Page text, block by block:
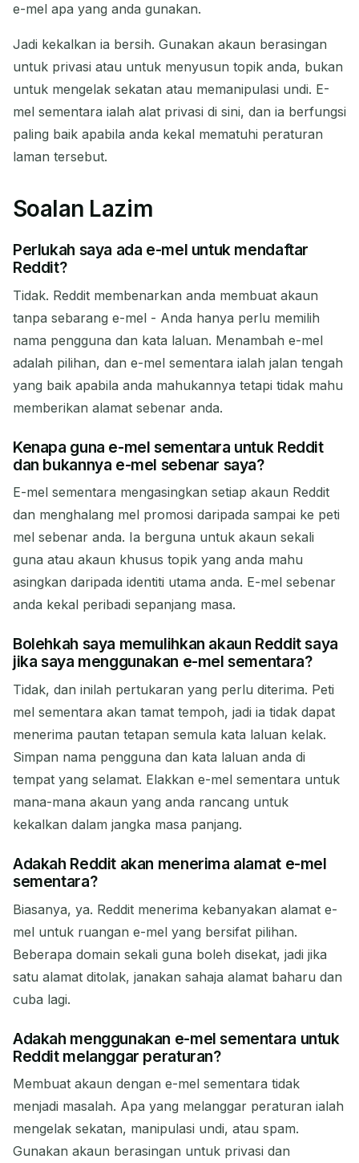
e-mel apa yang anda gunakan.
Jadi kekalkan ia bersih. Gunakan akaun berasingan
untuk privasi atau untuk menyusun topik anda, bukan
untuk mengelak sekatan atau memanipulasi undi. E-
mel sementara ialah alat privasi di sini, dan ia berfungsi
paling baik apabila anda kekal mematuhi peraturan
laman tersebut.
Soalan Lazim
Perlukah saya ada e-mel untuk mendaftar
Reddit?
Tidak. Reddit membenarkan anda membuat akaun
tanpa sebarang e-mel - Anda hanya perlu memilih
nama pengguna dan kata laluan. Menambah e-mel
adalah pilihan, dan e-mel sementara ialah jalan tengah
yang baik apabila anda mahukannya tetapi tidak mahu
memberikan alamat sebenar anda.
Kenapa guna e-mel sementara untuk Reddit
dan bukannya e-mel sebenar saya?
E-mel sementara mengasingkan setiap akaun Reddit
dan menghalang mel promosi daripada sampai ke peti
mel sebenar anda. Ia berguna untuk akaun sekali
guna atau akaun khusus topik yang anda mahu
asingkan daripada identiti utama anda. E-mel sebenar
anda kekal peribadi sepanjang masa.
Bolehkah saya memulihkan akaun Reddit saya
jika saya menggunakan e-mel sementara?
Tidak, dan inilah pertukaran yang perlu diterima. Peti
mel sementara akan tamat tempoh, jadi ia tidak dapat
menerima pautan tetapan semula kata laluan kelak.
Simpan nama pengguna dan kata laluan anda di
tempat yang selamat. Elakkan e-mel sementara untuk
mana-mana akaun yang anda rancang untuk
kekalkan dalam jangka masa panjang.
Adakah Reddit akan menerima alamat e-mel
sementara?
Biasanya, ya. Reddit menerima kebanyakan alamat e-
mel untuk ruangan e-mel yang bersifat pilihan.
Beberapa domain sekali guna boleh disekat, jadi jika
satu alamat ditolak, janakan sahaja alamat baharu dan
cuba lagi.
Adakah menggunakan e-mel sementara untuk
Reddit melanggar peraturan?
Membuat akaun dengan e-mel sementara tidak
menjadi masalah. Apa yang melanggar peraturan ialah
mengelak sekatan, manipulasi undi, atau spam.
Gunakan akaun berasingan untuk privasi dan